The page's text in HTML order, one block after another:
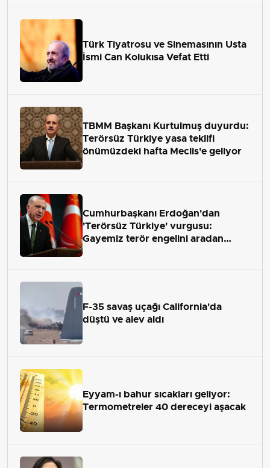
Türk Tiyatrosu ve Sinemasının Usta
İsmi Can Kolukısa Vefat Etti
TBMM Başkanı Kurtulmuş duyurdu:
Terörsüz Türkiye yasa teklifi
önümüzdeki hafta Meclis'e geliyor
Cumhurbaşkanı Erdoğan'dan
'Terörsüz Türkiye' vurgusu:
Gayemiz terör engelini aradan
F-35 savaş uçağı California'da
düştü ve alev aldı
Eyyam-ı bahur sıcakları geliyor:
Termometreler 40 dereceyi aşacak